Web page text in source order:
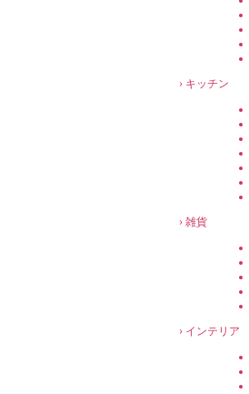
› キッチン
› 雑貨
› インテリア